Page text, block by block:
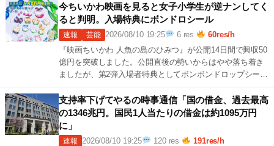
[…]
今ちいかわ映画を見ると女子小学生が逆ナンしてく
ると判明。入場特典にボンドロシール
速報 芸能 2026/08/10 19:25 6 res
60res/h
『映画ちいかわ 人魚の島のひみつ』が公開14日間で興収50
億円を突破しました。公開直後の勢いからはやや落ち着き
ましたが、第2弾入場者特典としてボンボンドロップシール
を投入した8日以降、累計興収は60億 続きを読む →
[…]
支持率下げてやるの時事通信「国の借金、過去最高
の1346兆円。国民1人当たりの借金は約1095万円
に」
速報 2026/08/10 19:25 120 res
191res/h